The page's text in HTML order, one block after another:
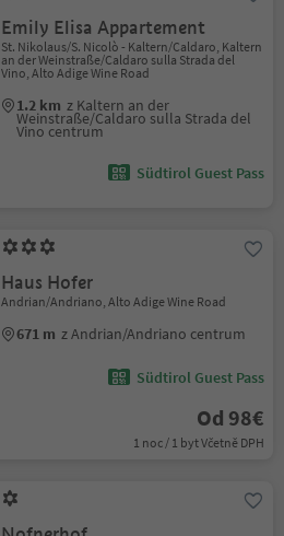
Emily Elisa Appartement
St. Nikolaus/S. Nicolò - Kaltern/Caldaro, Kaltern
an der Weinstraße/Caldaro sulla Strada del
Vino, Alto Adige Wine Road
1.2 km z Kaltern an der
Weinstraße/Caldaro sulla Strada del
Vino centrum
Südtirol Guest Pass
Haus Hofer
Andrian/Andriano, Alto Adige Wine Road
671 m z Andrian/Andriano centrum
Südtirol Guest Pass
Od 98€
1 noc / 1 byt Včetně DPH